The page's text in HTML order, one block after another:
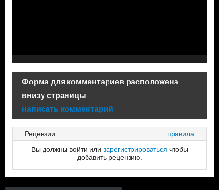
Форма для комментариев расположена
внизу страницы
написать комментарий
Рецензии
правила
Вы должны войти или зарегистрироваться чтобы
добавить рецензию.